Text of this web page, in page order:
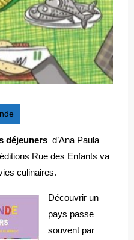
déjeuners d’Ana Paula
Rue des Enfants va
culinaires.
Découvrir un
pays passe
souvent par